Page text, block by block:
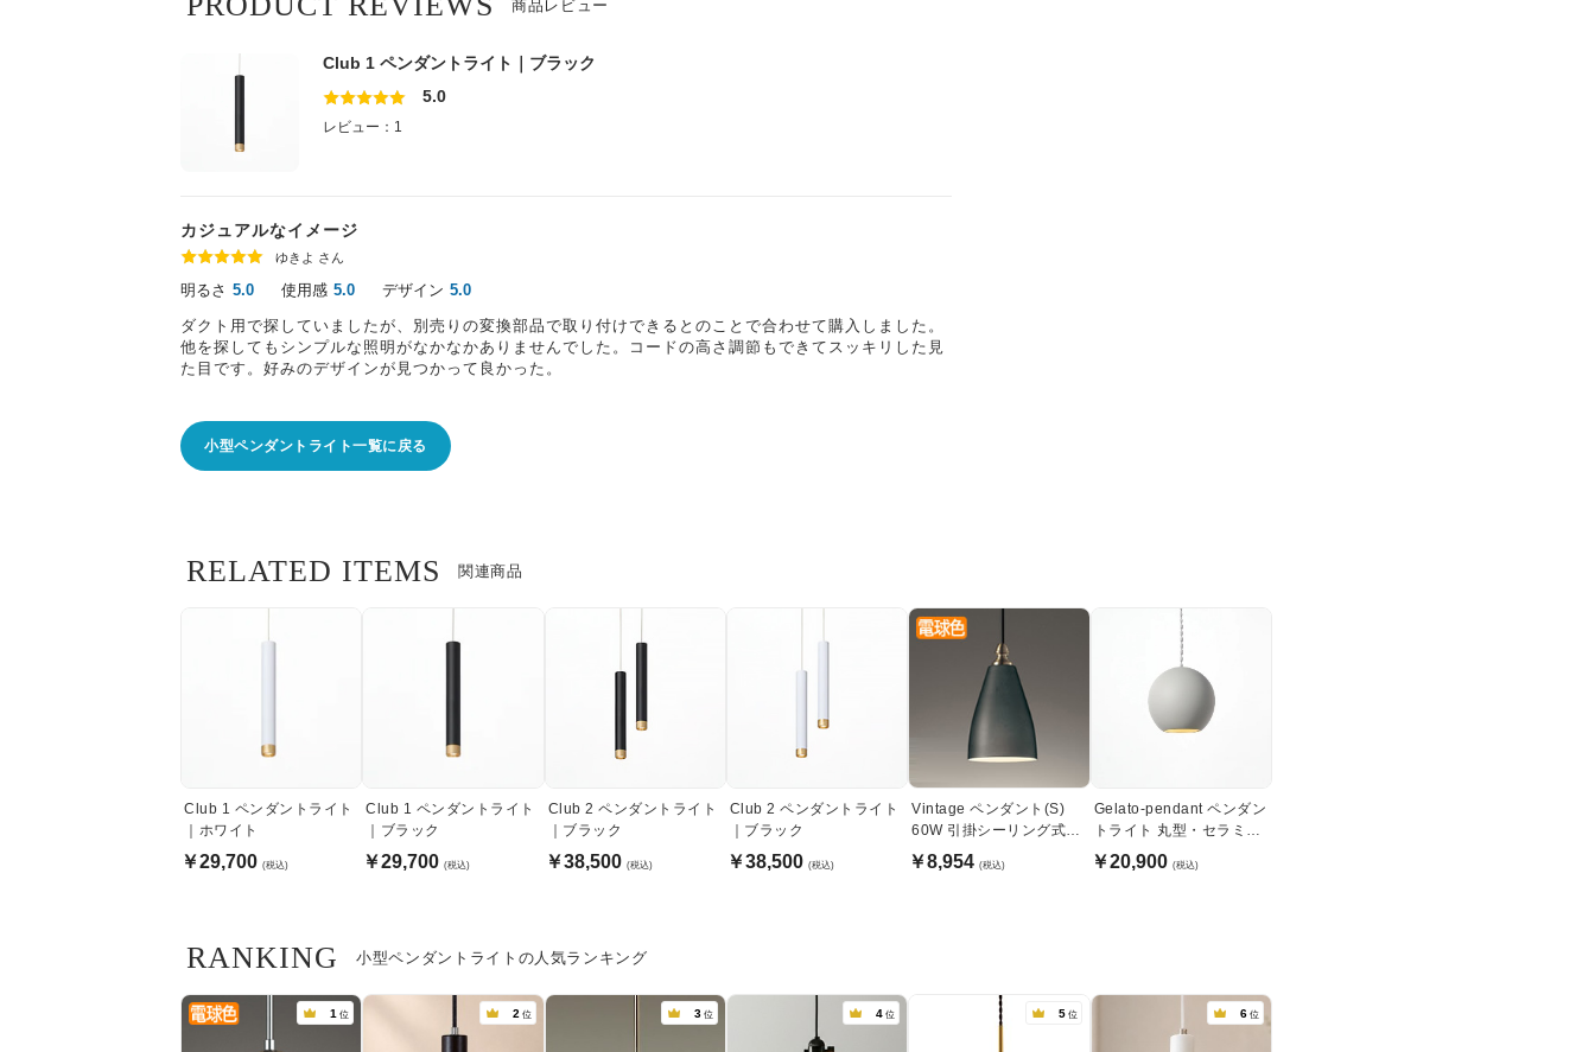
商品レビュー
Club 1 ペンダントライト｜ブラック
5.0
レビュー：1
カジュアルなイメージ
ゆきよ さん
明るさ 5.0 使用感 5.0 デザイン 5.0
ダクト用で探していましたが、別売りの変換部品で取り付けできるとのことで合わせて購入しました。
他を探してもシンプルな照明がなかなかありませんでした。コードの高さ調節もできてスッキリした見
た目です。好みのデザインが見つかって良かった。
小型ペンダントライト一覧に戻る
関連商品
RELATED ITEMS
Club 1 ペンダントライト
｜ホワイト
￥29,700 (税込)
Club 1 ペンダントライト
｜ブラック
￥29,700 (税込)
Club 2 ペンダントライト
｜ブラック
￥38,500 (税込)
Club 2 ペンダントライト
｜ブラック
￥38,500 (税込)
Vintage ペンダント(S)
60W 引掛シーリング式・
黒色
￥8,954 (税込)
Gelato-pendant ペンダン
トライト 丸型・セラミッ
ク｜グレー
￥20,900 (税込)
小型ペンダントライトの人気ランキング
RANKING
1 位 2 位 3 位 4 位 5 位 6 位